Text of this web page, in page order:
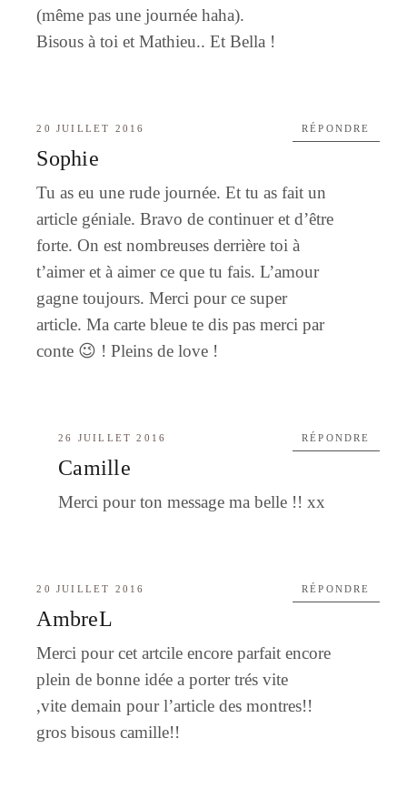
(même pas une journée haha).
Bisous à toi et Mathieu.. Et Bella !
20 JUILLET 2016
Sophie
Tu as eu une rude journée. Et tu as fait un
article géniale. Bravo de continuer et d’être
forte. On est nombreuses derrière toi à
t’aimer et à aimer ce que tu fais. L’amour
gagne toujours. Merci pour ce super
article. Ma carte bleue te dis pas merci par
conte 😉 ! Pleins de love !
RÉPONDRE
26 JUILLET 2016
Camille
Merci pour ton message ma belle !! xx
RÉPONDRE
20 JUILLET 2016
AmbreL
Merci pour cet artcile encore parfait encore
plein de bonne idée a porter trés vite
,vite demain pour l’article des montres!!
gros bisous camille!!
RÉPONDRE